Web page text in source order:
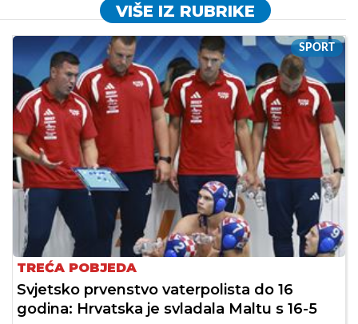
VIŠE IZ RUBRIKE
SPORT
TREĆA POBJEDA
Svjetsko prvenstvo vaterpolista do 16
godina: Hrvatska je svladala Maltu s 16-5